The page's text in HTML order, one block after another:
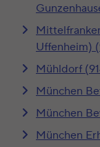
Uffenheim)
Mühldorf
München
München
München